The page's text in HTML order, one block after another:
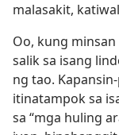
malasakit,
Oo, kung
salik sa isang
ng tao.
itinatampok sa
sa “mga huling